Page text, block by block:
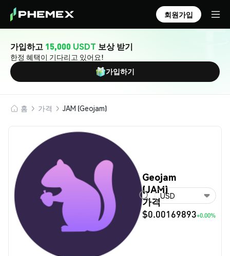
회원가입
가입하고 15,000 USDT 보상 받기
한정 혜택이 기다리고 있어요!
가입하기
홈 가격 JAM (Geojam)
Geojam
(JAM)
가격
$0.00169893+0.00%
USD